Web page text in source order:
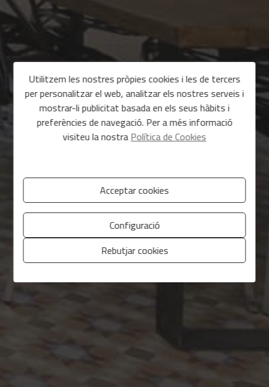
Utilitzem les nostres pròpies cookies i les de tercers
per personalitzar el web, analitzar els nostres serveis i
mostrar-li publicitat basada en els seus hàbits i
preferències de navegació. Per a més informació
visiteu la nostra Política de Cookies
Acceptar cookies
Configuració
Rebutjar cookies